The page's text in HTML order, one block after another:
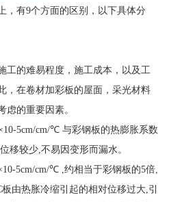
，有9个方面的区别，以下具体分
工的难易程度，施工成本，以及工
，在卷材加彩板的屋面，采光材料
虑的重要因素。
5cm/cm/℃ 与彩钢板的热膨胀系数
移较少,不易因变形而漏水。
5cm/cm/℃ ,约相当于彩钢板的5倍,
由热胀冷缩引起的相对位移过大,引